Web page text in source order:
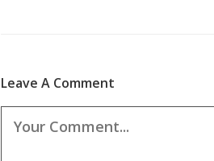
Leave A Comment